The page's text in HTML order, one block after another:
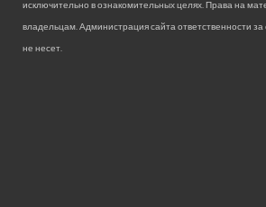
исключительно в ознакомительных целях. Права на
владельцам. Администрация сайта ответственности
не несет.